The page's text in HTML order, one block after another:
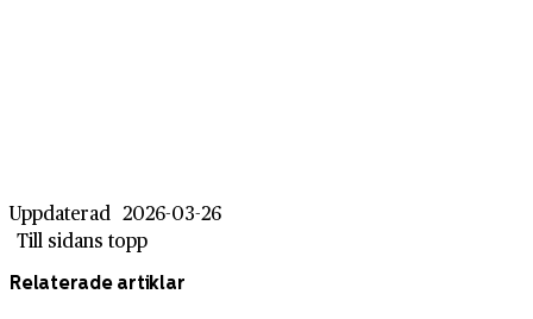
Uppdaterad 2026-03-26
Till sidans topp
Relaterade artiklar